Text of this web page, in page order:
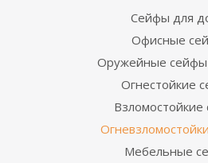
Сейфы для
Офисные
Оружейные
Огнестойкие
Мебельные